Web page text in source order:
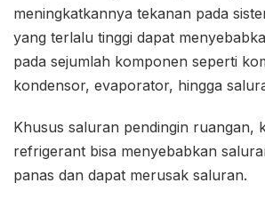
meningkatkannya tekanan pada
yang terlalu tinggi dapat
pada sejumlah komponen seperti
kondensor, evaporator, hingga
Khusus saluran pendingin ruangan,
refrigerant bisa menyebabkan
panas dan dapat merusak saluran.